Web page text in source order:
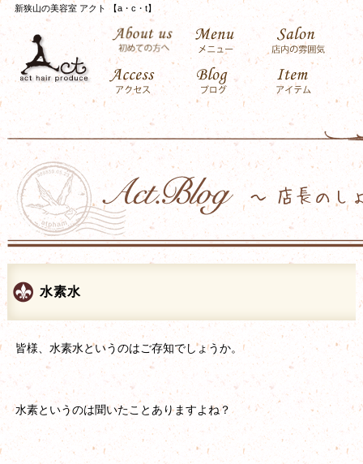
新狭山の美容室 アクト 【a・c・t】
水素水
皆様、水素水というのはご存知でしょうか。
水素というのは聞いたことありますよね？